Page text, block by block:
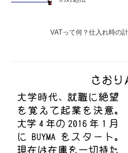
VATって何？仕入れ時の